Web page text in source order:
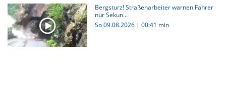
Bergsturz! Straßenarbeiter warnen Fahrer
nur Sekun...
So 09.08.2026 | 00:41 min